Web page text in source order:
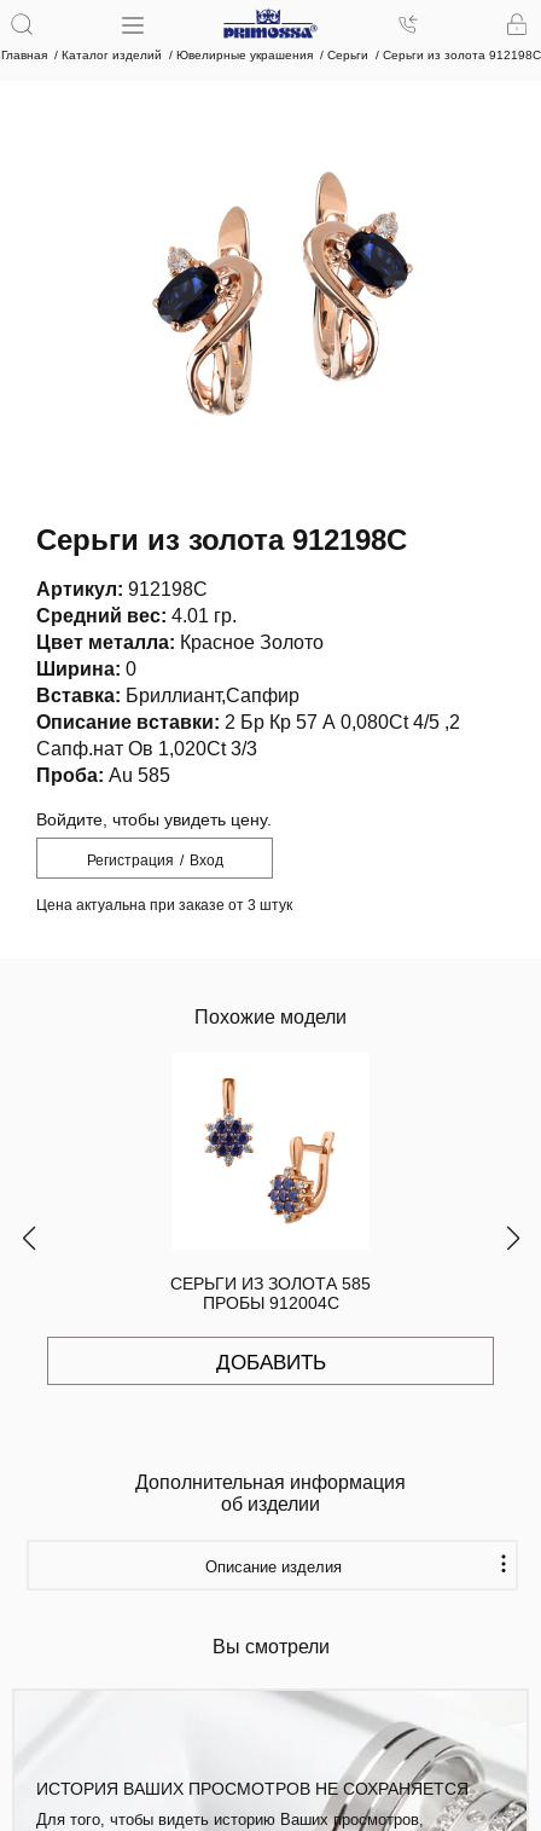
Главная Каталог изделий Ювелирные украшения Серьги Серьги из золота 912198С
Серьги из золота 912198С
Артикул: 912198С
Средний вес: 4.01 гр.
Цвет металла: Красное Золото
Ширина: 0
Вставка: Бриллиант,Сапфир
Описание вставки: 2 Бр Кр 57 А 0,080Ct 4/5 ,2
Сапф.нат Ов 1,020Ct 3/3
Проба: Au 585
Войдите, чтобы увидеть цену.
Регистрация / Вход
Цена актуальна при заказе от 3 штук
Похожие модели
СЕРЬГИ ИЗ ЗОЛОТА 585
ПРОБЫ 912004С
ДОБАВИТЬ
Дополнительная информация
об изделии
Описание изделия
Вы смотрели
ИСТОРИЯ ВАШИХ ПРОСМОТРОВ НЕ СОХРАНЯЕТСЯ
Для того, чтобы видеть историю Ваших просмотров,